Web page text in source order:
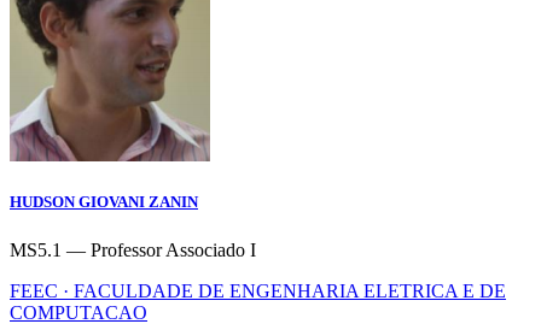
HUDSON GIOVANI ZANIN
MS5.1 — Professor Associado I
FEEC · FACULDADE DE ENGENHARIA ELETRICA E DE
COMPUTACAO